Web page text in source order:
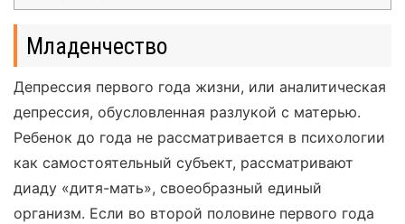
Младенчество
Депрессия первого года жизни, или аналитическая
депрессия, обусловленная разлукой с матерью.
Ребенок до года не рассматривается в психологии
как самостоятельный субъект, рассматривают
диаду «дитя-мать», своеобразный единый
организм. Если во второй половине первого года